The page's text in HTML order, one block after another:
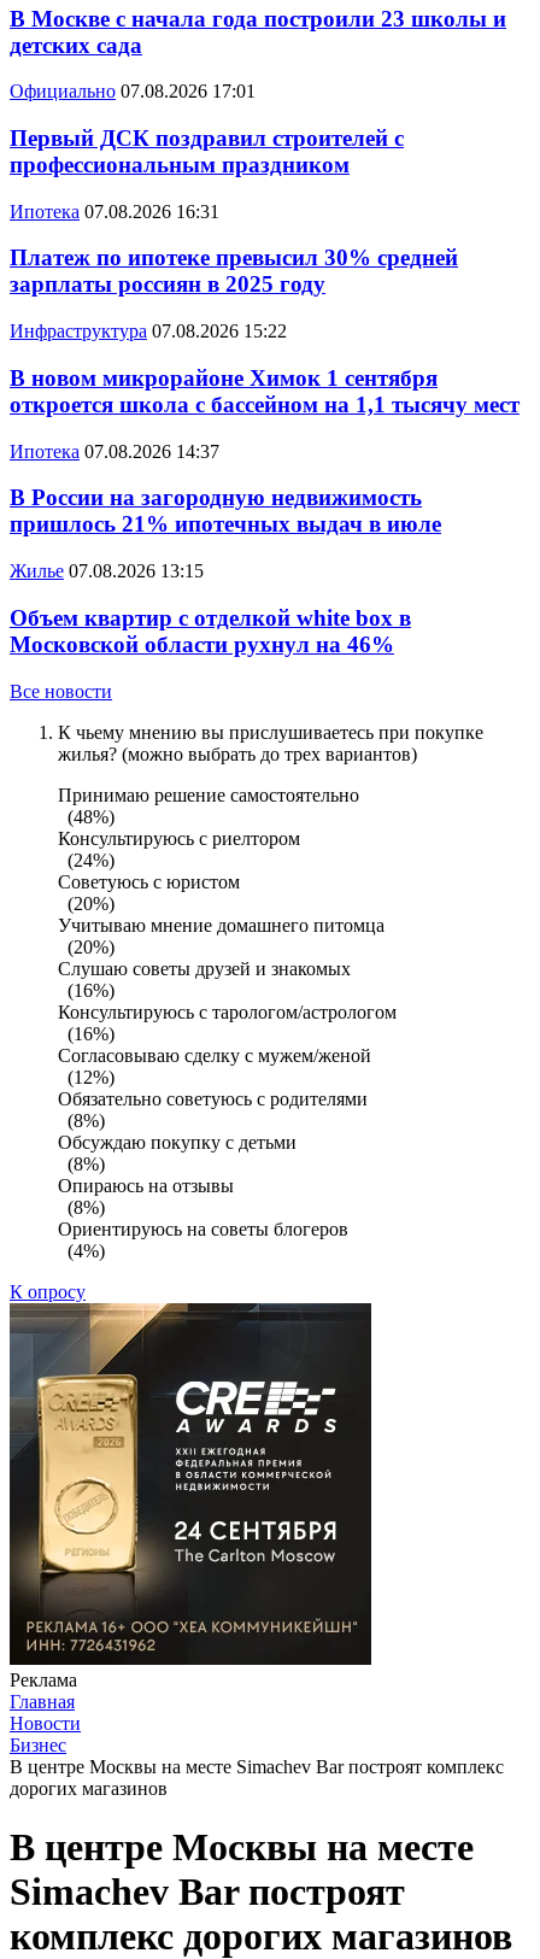
В Москве с начала года построили 23 школы и
детских сада
Официально 07.08.2026 17:01
Первый ДСК поздравил строителей с
профессиональным праздником
Ипотека 07.08.2026 16:31
Платеж по ипотеке превысил 30% средней
зарплаты россиян в 2025 году
Инфраструктура 07.08.2026 15:22
В новом микрорайоне Химок 1 сентября
откроется школа с бассейном на 1,1 тысячу мест
Ипотека 07.08.2026 14:37
В России на загородную недвижимость
пришлось 21% ипотечных выдач в июле
Жилье 07.08.2026 13:15
Объем квартир с отделкой white box в
Московской области рухнул на 46%
Все новости
К чьему мнению вы прислушиваетесь при покупке
жилья? (можно выбрать до трех вариантов)
Принимаю решение самостоятельно
(48%)
Консультируюсь с риелтором
(24%)
Советуюсь с юристом
(20%)
Учитываю мнение домашнего питомца
(20%)
Слушаю советы друзей и знакомых
(16%)
Консультируюсь с тарологом/астрологом
(16%)
Согласовываю сделку с мужем/женой
(12%)
Обязательно советуюсь с родителями
(8%)
Обсуждаю покупку с детьми
(8%)
Опираюсь на отзывы
(8%)
Ориентируюсь на советы блогеров
(4%)
К опросу
Реклама
Главная
Новости
Бизнес
В центре Москвы на месте Simachev Bar построят комплекс
дорогих магазинов
В центре Москвы на месте
Simachev Bar построят
комплекс дорогих магазинов